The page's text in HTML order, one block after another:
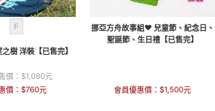
F
樹 洋裝【已售完】
價： $1,080元
價： $760元
挪亞方舟故事組❤ 兒童節、紀念日、
聖誕節、生日禮【已售完】
會員優惠價： $1,500元